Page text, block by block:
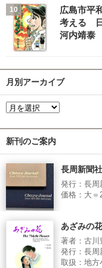
広島市平
考える 日
河内靖泰
月別アーカイブ
新刊のご案内
長周新聞
発行：長周
価格：大＝
あざみ
著者：古川
発行：長周
取扱：地方